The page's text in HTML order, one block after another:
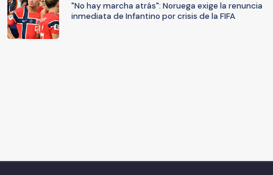
"No hay marcha atrás": Noruega exige la renuncia
inmediata de Infantino por crisis de la FIFA